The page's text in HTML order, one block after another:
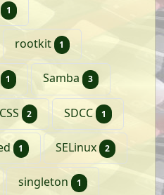
1 artikel
rootkit 1 artikel
1 artikelSamba 3 artikelen
2 artikelen
SDCC 1 artikel
1 artikelSELinux 2 artikelen
singleton 1 artikel